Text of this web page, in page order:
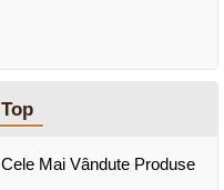
Top
Cele Mai Vândute Produse